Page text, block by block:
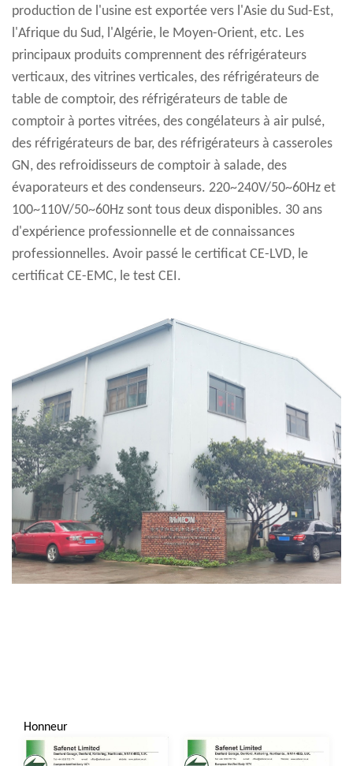
production de l'usine est exportée vers l'Asie du Sud-Est,
l'Afrique du Sud, l'Algérie, le Moyen-Orient, etc. Les
principaux produits comprennent des réfrigérateurs
verticaux, des vitrines verticales, des réfrigérateurs de
table de comptoir, des réfrigérateurs de table de
comptoir à portes vitrées, des congélateurs à air pulsé,
des réfrigérateurs de bar, des réfrigérateurs à casseroles
GN, des refroidisseurs de comptoir à salade, des
évaporateurs et des condenseurs. 220~240V/50~60Hz et
100~110V/50~60Hz sont tous deux disponibles. 30 ans
d'expérience professionnelle et de connaissances
professionnelles. Avoir passé le certificat CE-LVD, le
certificat CE-EMC, le test CEI.
Honneur